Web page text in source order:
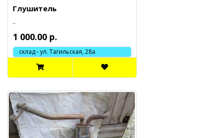
Глушитель
..
1 000.00 р.
склад - ул. Тагильская, 28а